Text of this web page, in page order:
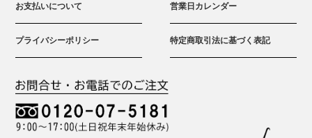
お支払いについて 営業日カレンダー
プライバシーポリシー 特定商取引法に基づく表記